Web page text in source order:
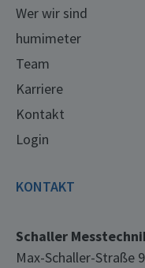
Wer wir sind
humimeter
Team
Karriere
Kontakt
Login
KONTAKT
Schaller
Max-Schaller-Straße